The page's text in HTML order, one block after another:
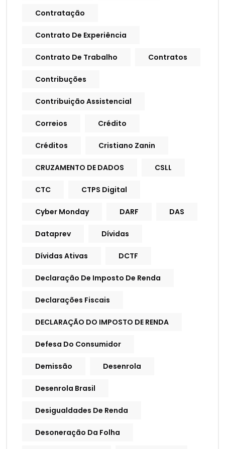
Contratação
Contrato De Experiência
Contrato De Trabalho Contratos
Contribuções
Contribuição Assistencial
Correios Crédito
Créditos Cristiano Zanin
CRUZAMENTO DE DADOS CSLL
CTC CTPS Digital
Cyber Monday DARF DAS
Dataprev Dívidas
Dívidas Ativas DCTF
Declaração De Imposto De Renda
Declarações Fiscais
DECLARAÇÃO DO IMPOSTO DE RENDA
Defesa Do Consumidor
Demissão Desenrola
Desenrola Brasil
Desigualdades De Renda
Desoneração Da Folha